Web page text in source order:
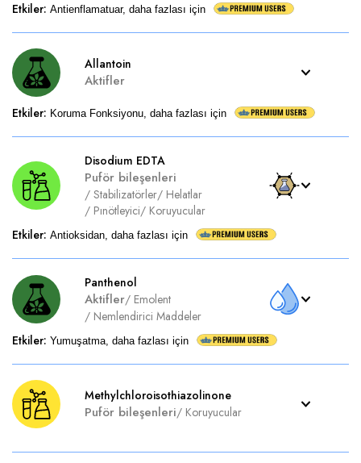
Etkiler: Antienflamatuar, daha fazlası için
Allantoin
Aktifler
Etkiler: Koruma Fonksiyonu, daha fazlası için
Disodium EDTA
Puför bileşenleri
/ Stabilizatörler/ Helatlar
/ Pınötleyici/ Koruyucular
Etkiler: Antioksidan, daha fazlası için
Panthenol
Aktifler/ Emolent
/ Nemlendirici Maddeler
Etkiler: Yumuşatma, daha fazlası için
Methylchloroisothiazolinone
Puför bileşenleri/ Koruyucular